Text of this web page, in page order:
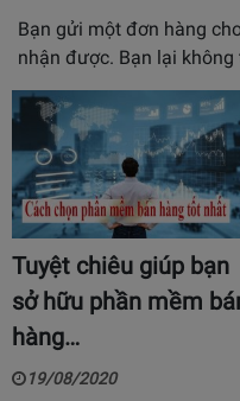
Bạn gửi một đơn hàng
nhận được. Bạn lại
Tuyệt chiêu giúp bạn
sở hữu phần mềm
hàng…
19/08/2020